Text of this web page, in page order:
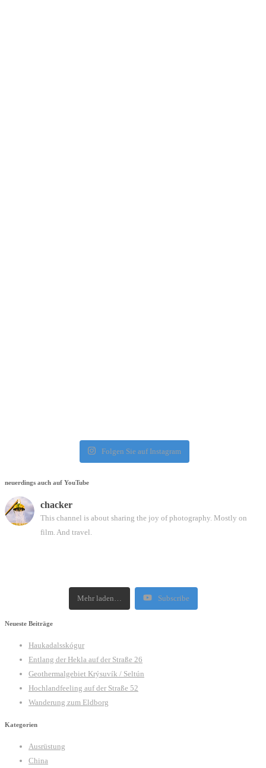
Folgen Sie auf Instagram
neuerdings auch auf YouTube
chacker
This channel is about sharing the joy of photography. Mostly on
film. And travel.
Mehr laden… Subscribe
Neueste Beiträge
Haukadalsskógur
Entlang der Hekla auf der Straße 26
Geothermalgebiet Krýsuvík / Seltún
Hochlandfeeling auf der Straße 52
Wanderung zum Eldborg
Kategorien
Ausrüstung
China